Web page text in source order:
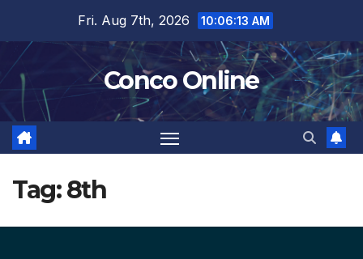
content
Fri. Aug 7th, 2026 10:06:13 AM
Conco Online
Tag:8th